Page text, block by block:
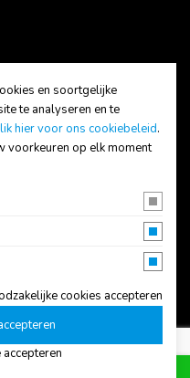
en soortgelijke
te analyseren en te
hier voor ons cookiebeleid.
voorkeuren op elk moment
accepteren
cookies accepteren